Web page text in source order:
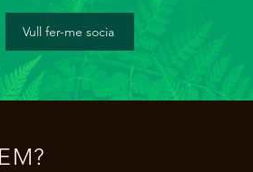
Vull fer-me socia